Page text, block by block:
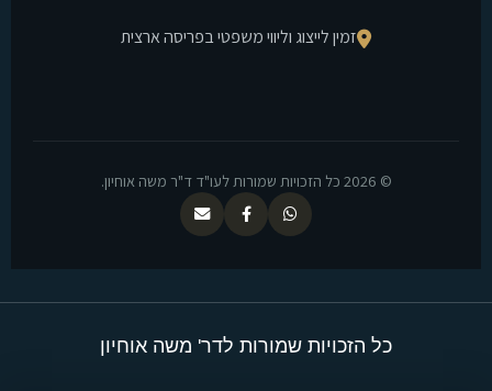
זמין לייצוג וליווי משפטי בפריסה ארצית
© 2026 כל הזכויות שמורות לעו"ד ד"ר משה אוחיון.
כל הזכויות שמורות לדר' משה אוחיון